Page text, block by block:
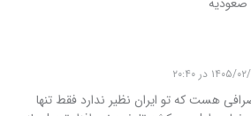
۰۲/۱۲ در ۲۰:۴۰
هست که تو ایران نظیر ندارد فقط تنها